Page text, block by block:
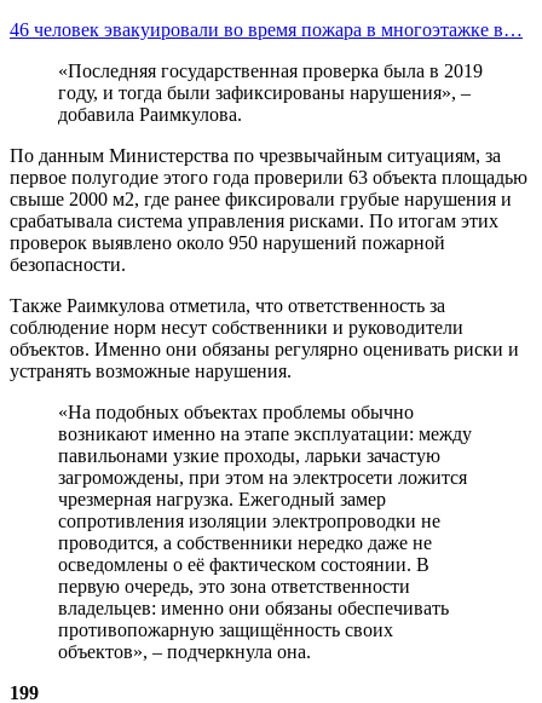
46 человек эвакуировали во время пожара в многоэтажке в…
«Последняя государственная проверка была в 2019
году, и тогда были зафиксированы нарушения», –
добавила Раимкулова.
По данным Министерства по чрезвычайным ситуациям, за
первое полугодие этого года проверили 63 объекта площадью
свыше 2000 м2, где ранее фиксировали грубые нарушения и
срабатывала система управления рисками. По итогам этих
проверок выявлено около 950 нарушений пожарной
безопасности.
Также Раимкулова отметила, что ответственность за
соблюдение норм несут собственники и руководители
объектов. Именно они обязаны регулярно оценивать риски и
устранять возможные нарушения.
«На подобных объектах проблемы обычно
возникают именно на этапе эксплуатации: между
павильонами узкие проходы, ларьки зачастую
загромождены, при этом на электросети ложится
чрезмерная нагрузка. Ежегодный замер
сопротивления изоляции электропроводки не
проводится, а собственники нередко даже не
осведомлены о её фактическом состоянии. В
первую очередь, это зона ответственности
владельцев: именно они обязаны обеспечивать
противопожарную защищённость своих
объектов», – подчеркнула она.
199